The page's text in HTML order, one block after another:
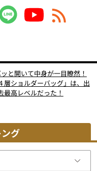
と開いて中身が一目瞭然！
層ショルダーバッグ」は、出
最高レベルだった！
グ